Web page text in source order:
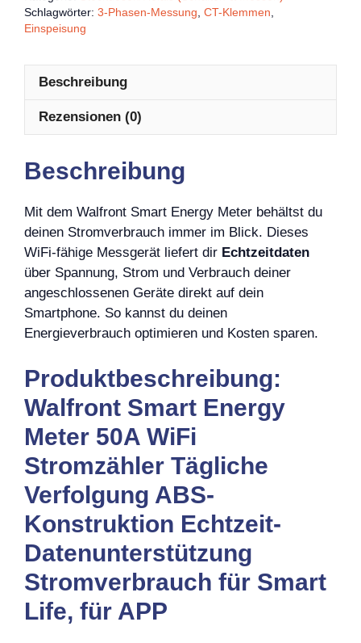
Schlagwörter: 3-Phasen-Messung CT-Klemmen
Einspeisung
Beschreibung
Rezensionen (0)
Beschreibung
Mit dem Walfront Smart Energy Meter behältst du
deinen Stromverbrauch immer im Blick. Dieses
WiFi-fähige Messgerät liefert dir Echtzeitdaten
über Spannung, Strom und Verbrauch deiner
angeschlossenen Geräte direkt auf dein
Smartphone. So kannst du deinen
Energieverbrauch optimieren und Kosten sparen.
Produktbeschreibung:
Walfront Smart Energy
Meter 50A WiFi
Stromzähler Tägliche
Verfolgung ABS-
Konstruktion Echtzeit-
Datenunterstützung
Stromverbrauch für Smart
Life, für APP